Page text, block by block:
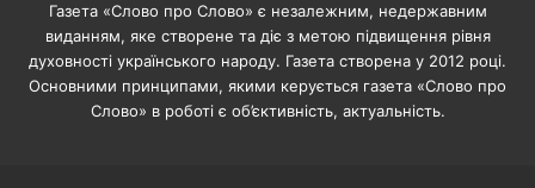
Газета «Слово про Слово» є незалежним, недержавним
виданням, яке створене та діє з метою підвищення рівня
духовності українського народу. Газета створена у 2012 році.
Основними принципами, якими керується газета «Слово про
Слово» в роботі є об’єктивність, актуальність.